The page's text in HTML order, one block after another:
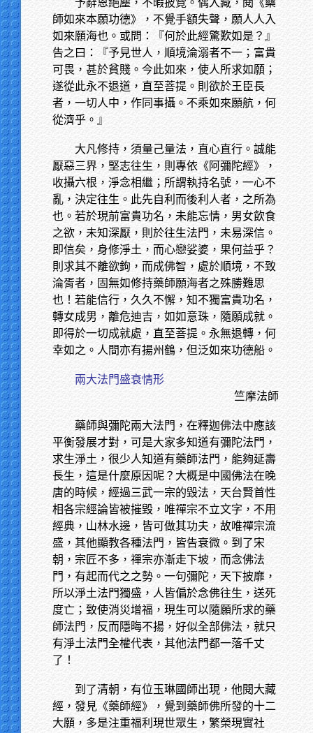
予辭恩絕塵，不暇披覽。偶入藏，閱《藥
師如來本願功德》，不覺手額失聲，願人人入
如來願海也。或問：『何於此經驚歎如是？』
告之曰：『予見世人，順境淪溺者不一；富貴
可畏，甚於貧賤。今此如來，使人所求如願；
遂從此永不退道，直至菩提。則欲於王臣長
者，一切人中，作同事攝。不乘如來願航，何
從濟乎。』
大凡修持，須量己量法，直心直行。誠能
厭惡三界，堅志往生，則專依《阿彌陀經》，
收攝六根，淨念相繼；所謂執持名號，一心不
亂，決定往生。此先自利而後利人者，之所為
也。若於現前富貴功名，未能忘情，男女飲食
之欲，未知深厭，則於往生法門，未易深信。
即信矣，身修淨土，而心戀娑婆，果何益乎？
則求其不離欲鉤，而成佛智，處於順境，不致
淪胥者，固無如修持藥師願海者之殊勝難思
也！若能信行，久久不懈，知不獨富貴功名，
轉女成男，離危迪吉，如如意珠，隨願成就。
即得於一切成就處，直至菩提。永無退轉，何
幸如之。人間亦有揚州鶴，但泛如來功德船。
兩大法門盛衰情形
竺摩法師
藥師與彌陀兩大法門，在釋迦佛法中應該
平衡發展才對，可是大家多知道有彌陀法門，
求生淨土，很少人知道有藥師法門，能夠延壽
長生，這是什麼原因呢？大概是中國佛法在晚
唐的時候，經過三武一宗的毀法，天台賢首性
相各宗經論皆被摧毀，唯禪宗不立文字，不用
經典，山林水邊，皆可做其功夫，故唯禪宗流
盛，其他顯教各種法門，皆告衰微。到了宋
朝，宗匠不多，禪宗亦漸走下坡，而念佛法
門，有起而代之之勢。一句彌陀，天下披靡，
所以淨土法門獨盛，人皆偏於念佛往生，送死
度亡；致使消災增福，現生可以隨願所求的藥
師法門，反而隱晦不揚，好似全部佛法，就只
有淨土法門全權代表，其他法門都一落千丈
了！
到了清朝，有位玉琳國師出現，他閱大藏
經，發見《藥師經》，覺到藥師佛所發的十二
大願，多是注重福利現世眾生，繁榮現實社